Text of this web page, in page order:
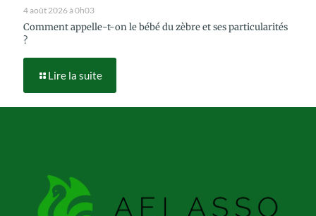
4 août 2026 à 0h03
Comment appelle-t-on le bébé du zèbre et ses particularités
?
Lire la suite